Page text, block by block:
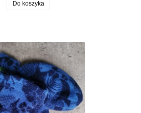
Do koszyka